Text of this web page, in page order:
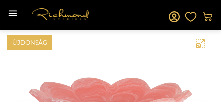
ÚJDONSÁG